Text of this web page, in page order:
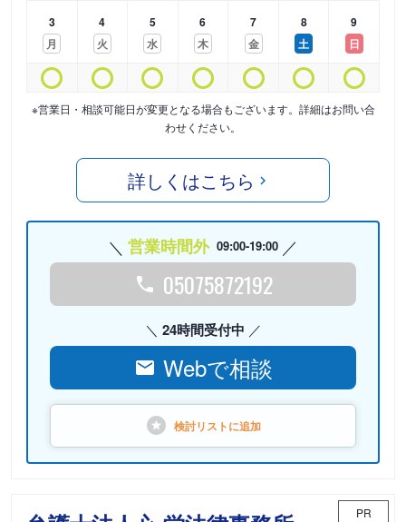
3
月
4
火
5
水
6
木
7
金
8
土
9
日
※営業日・相談可能日が変更となる場合もございます。詳細はお問い合
わせください。
詳しくはこちら
営業時間外 09:00-19:00
05075872192
24時間受付中
Webで相談
検討リストに追加
PR